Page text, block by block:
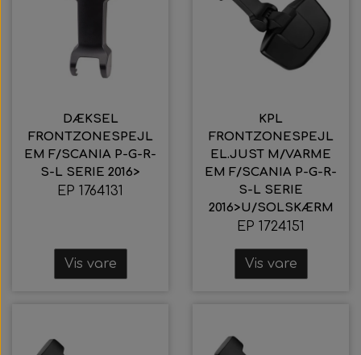
DÆKSEL
FRONTZONESPEJL
EM F/SCANIA P-G-R-
S-L SERIE 2016>
EP 1764131
Vis vare
KPL
FRONTZONESPEJL
EL.JUST M/VARME
EM F/SCANIA P-G-R-
S-L SERIE
2016>U/SOLSKÆRM
EP 1724151
Vis vare